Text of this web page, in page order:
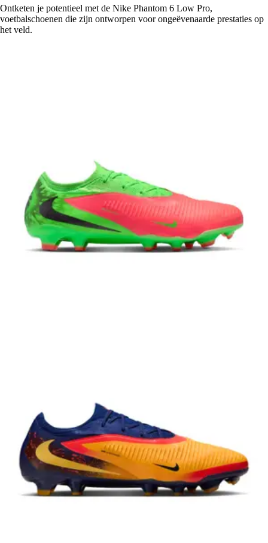
Ontketen je potentieel met de Nike Phantom 6 Low Pro,
voetbalschoenen die zijn ontworpen voor ongeëvenaarde prestaties op
het veld.